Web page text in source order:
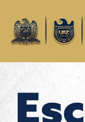
de